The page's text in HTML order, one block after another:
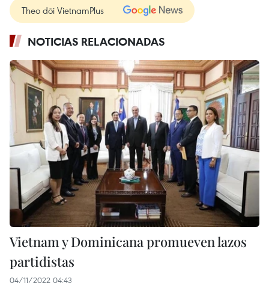
Theo dõi VietnamPlus
NOTICIAS RELACIONADAS
Vietnam y Dominicana promueven lazos
partidistas
04/11/2022 04:43